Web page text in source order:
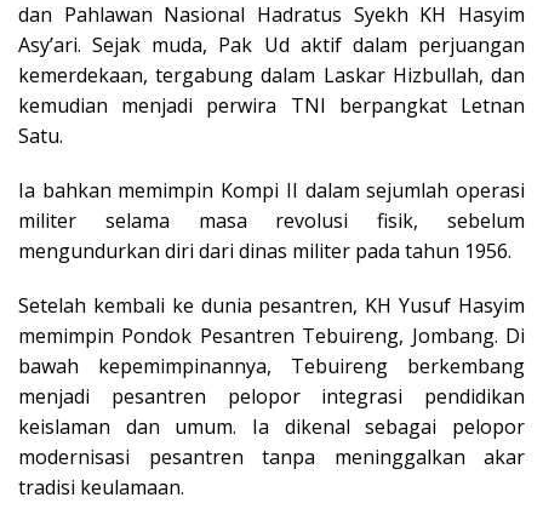
dan Pahlawan Nasional Hadratus Syekh KH Hasyim
Asy’ari. Sejak muda, Pak Ud aktif dalam perjuangan
kemerdekaan, tergabung dalam Laskar Hizbullah, dan
kemudian menjadi perwira TNI berpangkat Letnan
Satu.
Ia bahkan memimpin Kompi II dalam sejumlah operasi
militer selama masa revolusi fisik, sebelum
mengundurkan diri dari dinas militer pada tahun 1956.
Setelah kembali ke dunia pesantren, KH Yusuf Hasyim
memimpin Pondok Pesantren Tebuireng, Jombang. Di
bawah kepemimpinannya, Tebuireng berkembang
menjadi pesantren pelopor integrasi pendidikan
keislaman dan umum. Ia dikenal sebagai pelopor
modernisasi pesantren tanpa meninggalkan akar
tradisi keulamaan.